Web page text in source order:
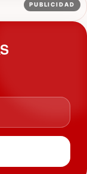
PUBLICIDAD